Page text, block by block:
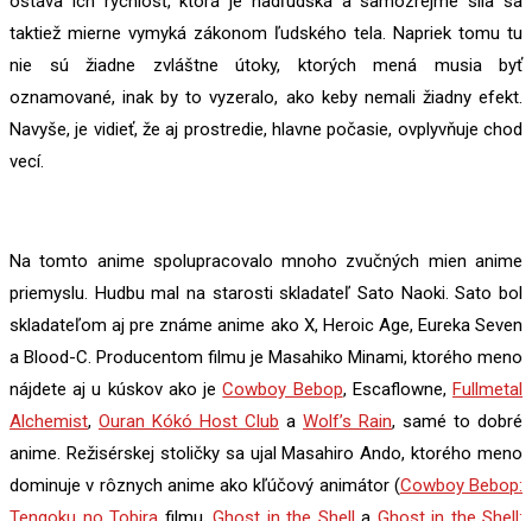
taktiež mierne vymyká zákonom ľudského tela. Napriek tomu tu
nie sú žiadne zvláštne útoky, ktorých mená musia byť
oznamované, inak by to vyzeralo, ako keby nemali žiadny efekt.
Navyše, je vidieť, že aj prostredie, hlavne počasie, ovplyvňuje chod
vecí.
Na tomto anime spolupracovalo mnoho zvučných mien anime
priemyslu. Hudbu mal na starosti skladateľ Sato Naoki. Sato bol
skladateľom aj pre známe anime ako X, Heroic Age, Eureka Seven
a Blood-C. Producentom filmu je Masahiko Minami, ktorého meno
nájdete aj u kúskov ako jeCowboy Bebop, Escaflowne,Fullmetal
Alchemist, Ouran Kókó Host Club a Wolf’s Rain, samé to dobré
anime. Režisérskej stoličky sa ujal Masahiro Ando, ktorého meno
dominuje v rôznych anime ako kľúčový animátor (Cowboy Bebop: